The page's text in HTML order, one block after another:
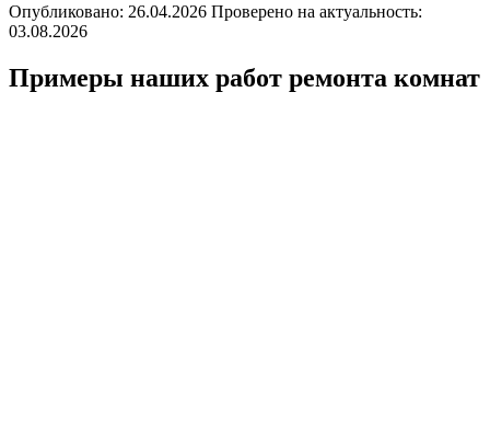
Опубликовано: 26.04.2026 Проверено на актуальность:
03.08.2026
Примеры наших работ ремонта комнат